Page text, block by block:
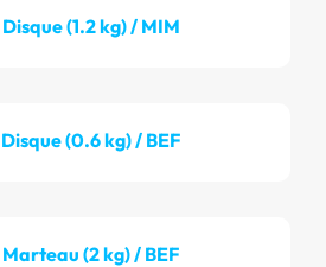
Disque (1.2 kg) / MIM
Disque (0.6 kg) / BEF
Marteau (2 kg) / BEF